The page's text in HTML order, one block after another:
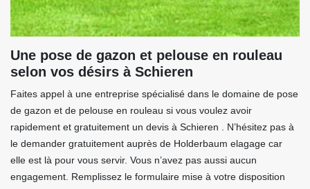
Une pose de gazon et pelouse en rouleau
selon vos désirs à Schieren
Faites appel à une entreprise spécialisé dans le domaine de pose
de gazon et de pelouse en rouleau si vous voulez avoir
rapidement et gratuitement un devis à Schieren . N’hésitez pas à
le demander gratuitement auprès de Holderbaum elagage car
elle est là pour vous servir. Vous n’avez pas aussi aucun
engagement. Remplissez le formulaire mise à votre disposition